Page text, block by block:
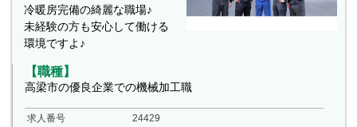
冷暖房完備の綺麗な職場♪
未経験の方も安心して働ける
環境ですよ♪
【職種】
高梁市の優良企業での機械加工職
求人番号
24429